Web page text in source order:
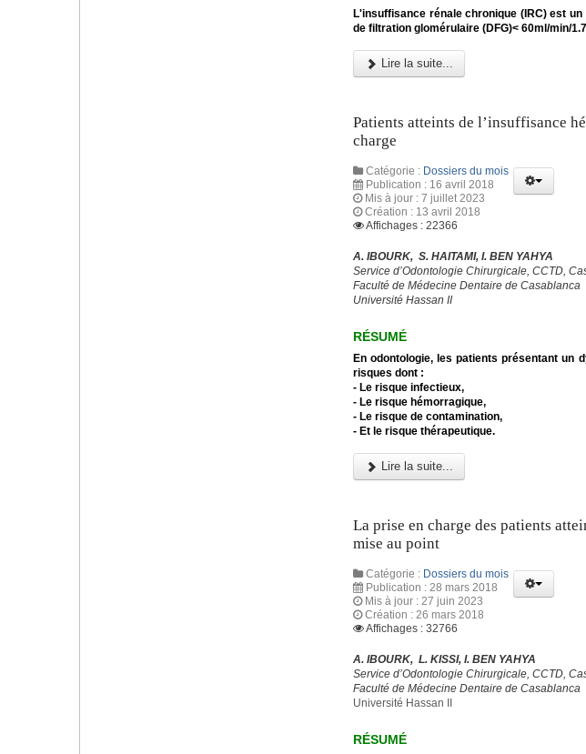
L'insuffisance rénale chronique (IRC) est
de filtration glomérulaire (DFG)< 60ml/min/
Lire la suite...
Patients atteints de l’insuffisance
charge
Catégorie : Dossiers du mois
Publication : 16 avril 2018
Mis à jour : 7 juillet 2023
Création : 13 avril 2018
Affichages : 22366
A. IBOURK, S. HAITAMI, I. BEN YAHYA
Service d’Odontologie Chirurgicale, CCTD,
Faculté de Médecine Dentaire de Casablanca
Université Hassan II
RÉSUMÉ
En odontologie, les patients présentant un
risques dont :
- Le risque infectieux,
- Le risque hémorragique,
- Le risque de contamination,
- Et le risque thérapeutique.
Lire la suite...
La prise en charge des patients
mise au point
Catégorie : Dossiers du mois
Publication : 28 mars 2018
Mis à jour : 27 juin 2023
Création : 26 mars 2018
Affichages : 32766
A. IBOURK, L. KISSI, I. BEN YAHYA
Service d’Odontologie Chirurgicale, CCTD,
Faculté de Médecine Dentaire de Casablanca
Université Hassan II
RÉSUMÉ